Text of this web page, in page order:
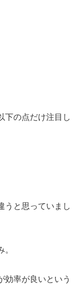
下の点だけ注目し
うと思っていまし
効率が良いという